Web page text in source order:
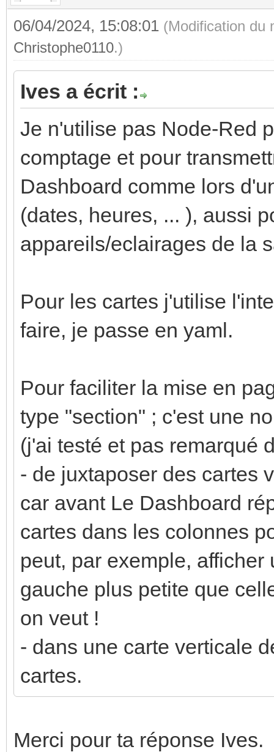
06/04/2024, 15:08:01 (Modification du
Christophe0110.)
Ives a écrit :
Je n'utilise pas Node-Red
comptage et pour
Dashboard comme lors
(dates, heures, ... ), aussi
appareils/eclairages de la
Pour les cartes j'utilise
faire, je passe en yaml.
Pour faciliter la mise en
type "section" ; c'est une
(j'ai testé et pas remarqué
- de juxtaposer des cartes
car avant Le Dashboard
cartes dans les colonnes
peut, par exemple,
gauche plus petite que
on veut !
- dans une carte verticale
cartes.
Merci pour ta réponse Ives.